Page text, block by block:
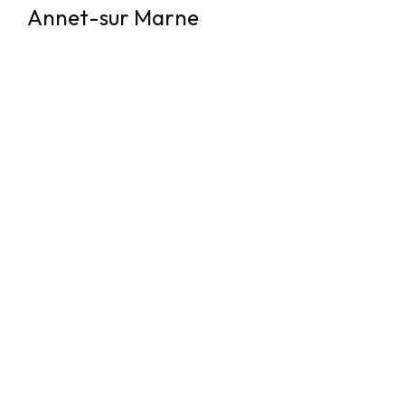
Annet-sur Marne